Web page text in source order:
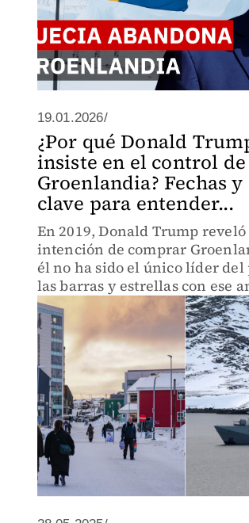
19.01.2026/
¿Por qué Donald
insiste en el control de
Groenlandia? Fechas
clave para entender...
En 2019, Donald Trump reveló
intención de comprar
él no ha sido el único líder del
las barras y estrellas con ese
interés